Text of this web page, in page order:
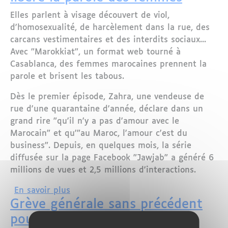
Elles parlent à visage découvert de viol,
d'homosexualité, de harcèlement dans la rue, des
carcans vestimentaires et des interdits sociaux...
Avec "Marokkiat", un format web tourné à
Casablanca, des femmes marocaines prennent la
parole et brisent les tabous.
Dès le premier épisode, Zahra, une vendeuse de
rue d'une quarantaine d'année, déclare dans un
grand rire "qu'il n'y a pas d'amour avec le
Marocain" et qu'"au Maroc, l'amour c'est du
business". Depuis, en quelques mois, la série
diffusée sur la page Facebook "Jawjab" a généré 6
millions de vues et 2,5 millions d'interactions.
En savoir plus
Grève générale sans précédent
pour les femmes en Espagne